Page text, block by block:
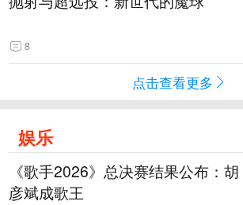
8
点击查看更多
娱乐
《歌手2026》总决赛结果公布：胡
彦斌成歌王